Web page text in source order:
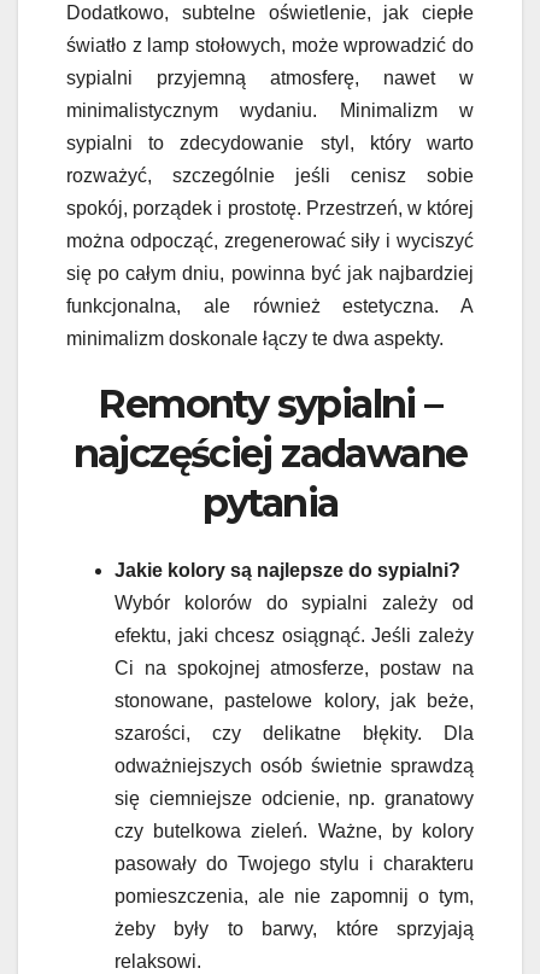
Dodatkowo, subtelne oświetlenie, jak ciepłe
światło z lamp stołowych, może wprowadzić do
sypialni przyjemną atmosferę, nawet w
minimalistycznym wydaniu. Minimalizm w
sypialni to zdecydowanie styl, który warto
rozważyć, szczególnie jeśli cenisz sobie
spokój, porządek i prostotę. Przestrzeń, w której
można odpocząć, zregenerować siły i wyciszyć
się po całym dniu, powinna być jak najbardziej
funkcjonalna, ale również estetyczna. A
minimalizm doskonale łączy te dwa aspekty.
Remonty sypialni –
najczęściej zadawane
pytania
Jakie kolory są najlepsze do sypialni?
Wybór kolorów do sypialni zależy od
efektu, jaki chcesz osiągnąć. Jeśli zależy
Ci na spokojnej atmosferze, postaw na
stonowane, pastelowe kolory, jak beże,
szarości, czy delikatne błękity. Dla
odważniejszych osób świetnie sprawdzą
się ciemniejsze odcienie, np. granatowy
czy butelkowa zieleń. Ważne, by kolory
pasowały do Twojego stylu i charakteru
pomieszczenia, ale nie zapomnij o tym,
żeby były to barwy, które sprzyjają
relaksowi.